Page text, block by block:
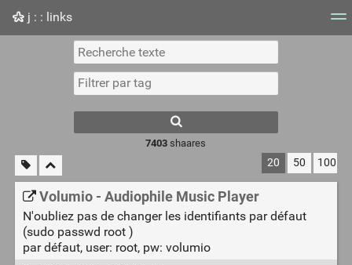
j : : links
Nuage de tags Mur d'images
7403 shaares
20 50 100
Volumio - Audiophile Music Player
N'oubliez pas de changer les identifiants par défaut
(sudo passwd root )
par défaut, user: root, pw: volumio